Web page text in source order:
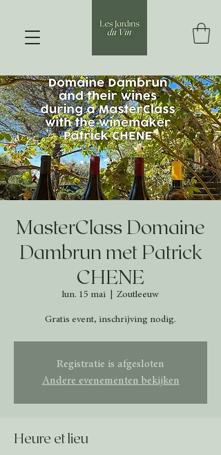
MasterClass Domaine
Dambrun met Patrick
CHENE
lun. 15 mai Zoutleeuw
Gratis event, inschrijving nodig.
Registratie is afgesloten
Andere evenementen bekijken
Heure et lieu